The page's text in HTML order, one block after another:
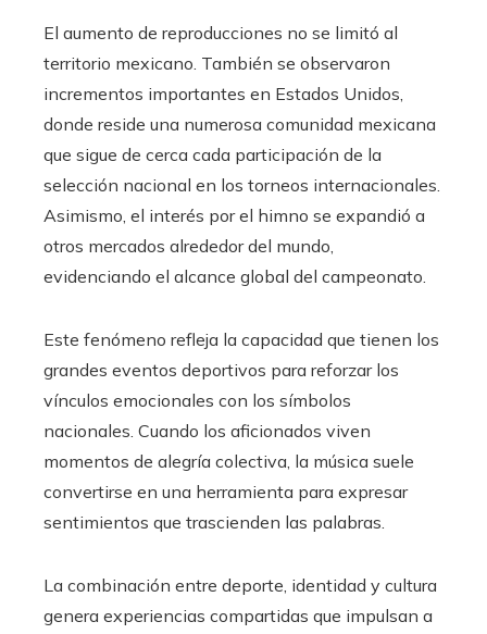
El aumento de reproducciones no se limitó al
territorio mexicano. También se observaron
incrementos importantes en Estados Unidos,
donde reside una numerosa comunidad mexicana
que sigue de cerca cada participación de la
selección nacional en los torneos internacionales.
Asimismo, el interés por el himno se expandió a
otros mercados alrededor del mundo,
evidenciando el alcance global del campeonato.
Este fenómeno refleja la capacidad que tienen los
grandes eventos deportivos para reforzar los
vínculos emocionales con los símbolos
nacionales. Cuando los aficionados viven
momentos de alegría colectiva, la música suele
convertirse en una herramienta para expresar
sentimientos que trascienden las palabras.
La combinación entre deporte, identidad y cultura
genera experiencias compartidas que impulsan a